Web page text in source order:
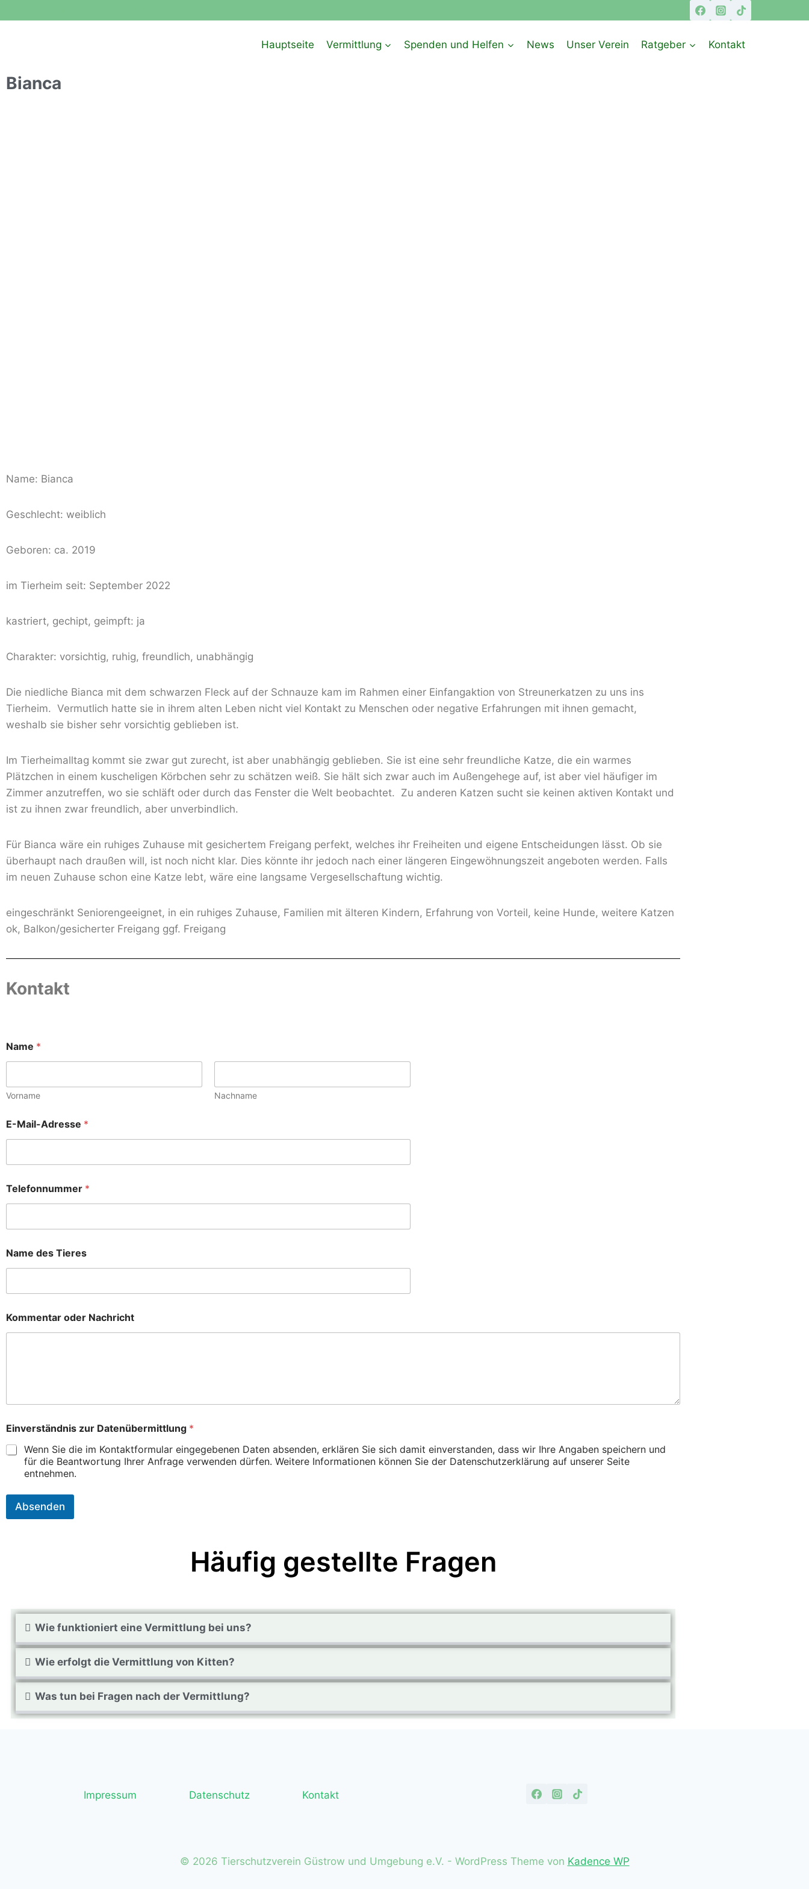
Hauptseite Vermittlung Spenden und Helfen News Unser Verein Ratgeber Kontakt
Bianca
Name: Bianca
Geschlecht: weiblich
Geboren: ca. 2019
im Tierheim seit: September 2022
kastriert, gechipt, geimpft: ja
Charakter: vorsichtig, ruhig, freundlich, unabhängig
Die niedliche Bianca mit dem schwarzen Fleck auf der Schnauze kam im Rahmen einer Einfangaktion von Streunerkatzen zu uns ins
Tierheim. Vermutlich hatte sie in ihrem alten Leben nicht viel Kontakt zu Menschen oder negative Erfahrungen mit ihnen gemacht,
weshalb sie bisher sehr vorsichtig geblieben ist.
Im Tierheimalltag kommt sie zwar gut zurecht, ist aber unabhängig geblieben. Sie ist eine sehr freundliche Katze, die ein warmes
Plätzchen in einem kuscheligen Körbchen sehr zu schätzen weiß. Sie hält sich zwar auch im Außengehege auf, ist aber viel häufiger im
Zimmer anzutreffen, wo sie schläft oder durch das Fenster die Welt beobachtet. Zu anderen Katzen sucht sie keinen aktiven Kontakt und
ist zu ihnen zwar freundlich, aber unverbindlich.
Für Bianca wäre ein ruhiges Zuhause mit gesichertem Freigang perfekt, welches ihr Freiheiten und eigene Entscheidungen lässt. Ob sie
überhaupt nach draußen will, ist noch nicht klar. Dies könnte ihr jedoch nach einer längeren Eingewöhnungszeit angeboten werden. Falls
im neuen Zuhause schon eine Katze lebt, wäre eine langsame Vergesellschaftung wichtig.
eingeschränkt Seniorengeeignet, in ein ruhiges Zuhause, Familien mit älteren Kindern, Erfahrung von Vorteil, keine Hunde, weitere Katzen
ok, Balkon/gesicherter Freigang ggf. Freigang
Kontakt
Name *
Vorname Nachname
E-Mail-Adresse *
a
c
r
c
h
t
a
e
Telefonnummer *
Name des Tieres
Kommentar oder Nachricht
Einverständnis zur Datenübermittlung *
Wenn Sie die im Kontaktformular eingegebenen Daten absenden, erklären Sie sich damit einverstanden, dass wir Ihre Angaben speichern und
für die Beantwortung Ihrer Anfrage verwenden dürfen. Weitere Informationen können Sie der Datenschutzerklärung auf unserer Seite
entnehmen.
Absenden
Häufig gestellte Fragen
Wie funktioniert eine Vermittlung bei uns?
Wie erfolgt die Vermittlung von Kitten?
Was tun bei Fragen nach der Vermittlung?
Impressum Datenschutz Kontakt
© 2026 Tierschutzverein Güstrow und Umgebung e.V. - WordPress Theme von Kadence WP